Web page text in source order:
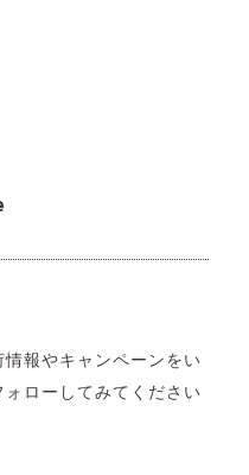
報やキャンペーンをい
ローしてみてください